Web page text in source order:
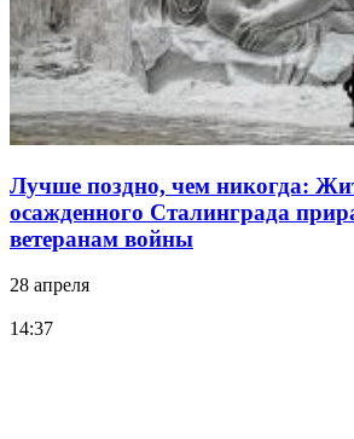
Лучше поздно, чем никогда:
осажденного Сталинграда
ветеранам войны
28 апреля
14:37